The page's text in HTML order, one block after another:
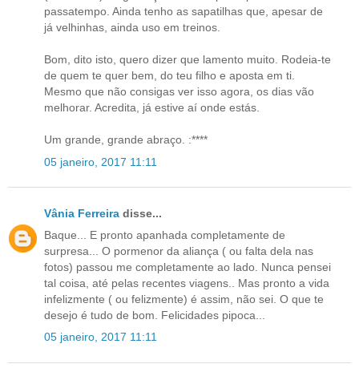
passatempo. Ainda tenho as sapatilhas que, apesar de
já velhinhas, ainda uso em treinos.
Bom, dito isto, quero dizer que lamento muito. Rodeia-te
de quem te quer bem, do teu filho e aposta em ti.
Mesmo que não consigas ver isso agora, os dias vão
melhorar. Acredita, já estive aí onde estás.
Um grande, grande abraço. :****
05 janeiro, 2017 11:11
Vânia Ferreira disse...
Baque... E pronto apanhada completamente de
surpresa... O pormenor da aliança ( ou falta dela nas
fotos) passou me completamente ao lado. Nunca pensei
tal coisa, até pelas recentes viagens.. Mas pronto a vida
infelizmente ( ou felizmente) é assim, não sei. O que te
desejo é tudo de bom. Felicidades pipoca...
05 janeiro, 2017 11:11